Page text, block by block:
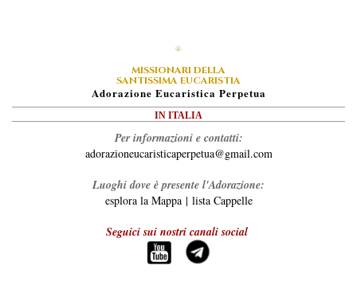
MISSIONARI DELLA
SANTISSIMA EUCARISTIA
ADorazione EUcaristica PErpetua
IN ITALIA
Per informazioni e contatti:
adorazioneucaristicaperpetua@gmail.com
Luoghi dove è presente l'Adorazione:
esplora la Mappa| lista Cappelle
Seguici sui nostri canali social